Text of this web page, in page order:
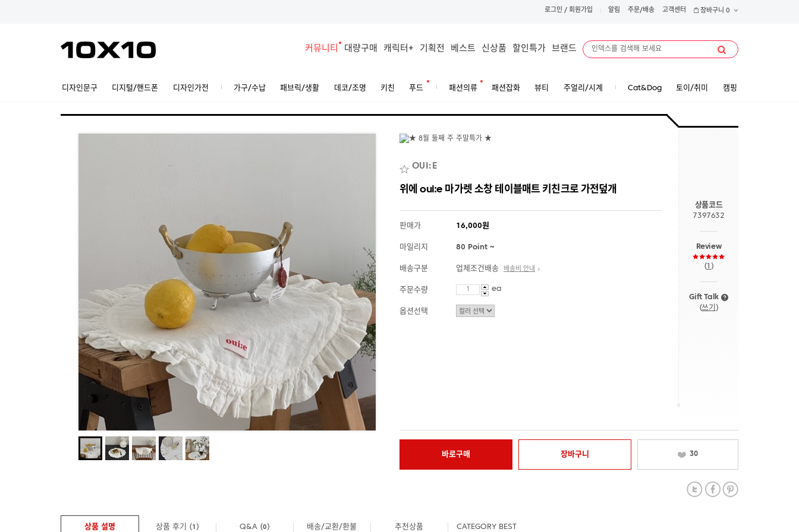
로그인 / 회원가입 알림 주문/배송 고객센터 장바구니 0
커뮤니티 대량구매 캐릭터+ 기획전 베스트 신상품 할인특가 브랜드
디자인문구 디지털/핸드폰 디자인가전 가구/수납 패브릭/생활 데코/조명 키친 푸드 패션의류 패션잡화 뷰티 주얼리/시계 Cat&Dog 토이/취미 캠핑
OUI:E
위에 oui:e 마가렛 소창 테이블매트 키친크로 가전덮개
판매가 16,000원
마일리지 80 Point ~
배송구분 업체조건배송 배송비 안내
주문수량 ea
옵션선택
상품코드
7397632
Review
(1 )
Gift Talk
(쓰기 )
바로구매 장바구니 30
상품 설명 상품 후기 (1 ) Q&A (0) 배송/교환/환불 추천상품 CATEGORY BEST